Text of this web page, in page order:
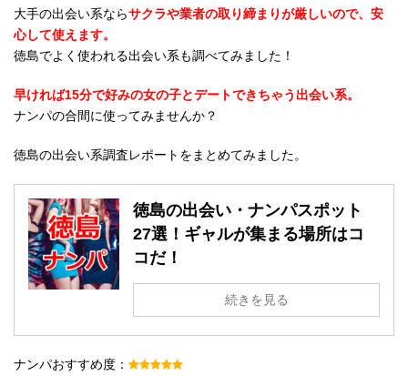
大手の出会い系ならサクラや業者の取り締まりが厳しいので、安
心して使えます。
徳島でよく使われる出会い系も調べてみました！
早ければ15分で好みの女の子とデートできちゃう出会い系。
ナンパの合間に使ってみませんか？
徳島の出会い系調査レポートをまとめてみました。
徳島の出会い・ナンパスポット
27選！ギャルが集まる場所はコ
コだ！
続きを見る
ナンパおすすめ度：